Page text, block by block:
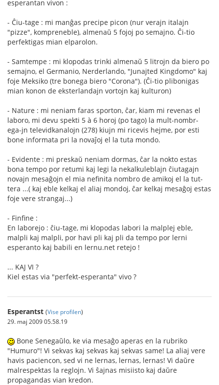
esperantan vivon :
- Ĉiu-tage : mi manĝas precipe picon (nur verajn italajn
"pizze", kompreneble), almenaŭ 5 fojoj po semajno. Ĉi-tio
perfektigas mian elparolon.
- Samtempe : mi klopodas trinki almenaŭ 5 litrojn da biero po
semajno, el Germanio, Nerderlando, "Junajted Kingdomo" kaj
foje Meksiko (tre bonega biero "Corona"). (Ĉi-tio plibonigas
mian konon de eksterlandajn vortojn kaj kulturon)
- Nature : mi neniam faras sporton, ĉar, kiam mi revenas el
laboro, mi devu spekti 5 à 6 horoj (po tago) la mult-nombr-
ega-jn televidkanalojn (278) kiujn mi ricevis hejme, por esti
bone informata pri la novaĵoj el la tuta mondo.
- Evidente : mi preskaŭ neniam dormas, ĉar la nokto estas
bona tempo por retumi kaj legi la nekalkuleblajn ĉiutagajn
novajn mesaĝojn el mia nefinita nombro de amikoj el la tut-
tera ...( kaj eble kelkaj el aliaj mondoj, ĉar kelkaj mesaĝoj estas
foje vere strangaj...)
- Finfine :
En laborejo : ĉiu-tage, mi klopodas labori la malplej eble,
malpli kaj malpli, por havi pli kaj pli da tempo por lerni
esperanto kaj babili en lernu.net retejo !
... KAJ VI ?
Kiel estas via "perfekt-esperanta" vivo ?
Esperantst (Vise profilen)
29. maj 2009 05.58.19
Bone Senegaŭlo, ke via mesaĝo aperas en la rubriko
"Humuro"! Vi sekvas kaj sekvas kaj sekvas same! La aliaj vere
havis paciencon, sed vi ne lernas, lernas, lernas! Vi daŭre
malrespektas la reglojn. Vi ŝajnas misiisto kaj daŭre
propagandas vian kredon.